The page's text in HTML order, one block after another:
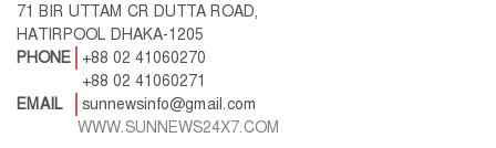
71 BIR UTTAM CR DUTTA ROAD,
HATIRPOOL DHAKA-1205
PHONE
+88 02 41060270
+88 02 41060271
EMAIL
sunnewsinfo@gmail.com
WWW.SUNNEWS24X7.COM